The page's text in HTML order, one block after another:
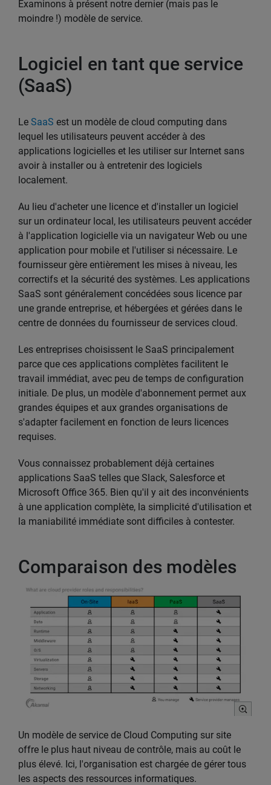
Examinons à présent notre dernier (mais pas le
moindre !) modèle de service.
Logiciel en tant que service
(SaaS)
Le SaaS est un modèle de cloud computing dans
lequel les utilisateurs peuvent accéder à des
applications logicielles et les utiliser sur Internet sans
avoir à installer ou à entretenir des logiciels
localement.
Au lieu d'acheter une licence et d'installer un logiciel
sur un ordinateur local, les utilisateurs peuvent accéder
à l'application logicielle via un navigateur Web ou une
application pour mobile et l'utiliser si nécessaire. Le
fournisseur gère entièrement les mises à niveau, les
correctifs et la sécurité des systèmes. Les applications
SaaS sont généralement concédées sous licence par
une grande entreprise, et hébergées et gérées dans le
centre de données du fournisseur de services cloud.
Les entreprises choisissent le SaaS principalement
parce que ces applications complètes facilitent le
travail immédiat, avec peu de temps de configuration
initiale. De plus, un modèle d'abonnement permet aux
grandes équipes et aux grandes organisations de
s'adapter facilement en fonction de leurs licences
requises.
Vous connaissez probablement déjà certaines
applications SaaS telles que Slack, Salesforce et
Microsoft Office 365. Bien qu'il y ait des inconvénients
à une application complète, la simplicité d'utilisation et
la maniabilité immédiate sont difficiles à contester.
Comparaison des modèles
Un modèle de service de Cloud Computing sur site
offre le plus haut niveau de contrôle, mais au coût le
plus élevé. Ici, l'organisation est chargée de gérer tous
les aspects des ressources informatiques.